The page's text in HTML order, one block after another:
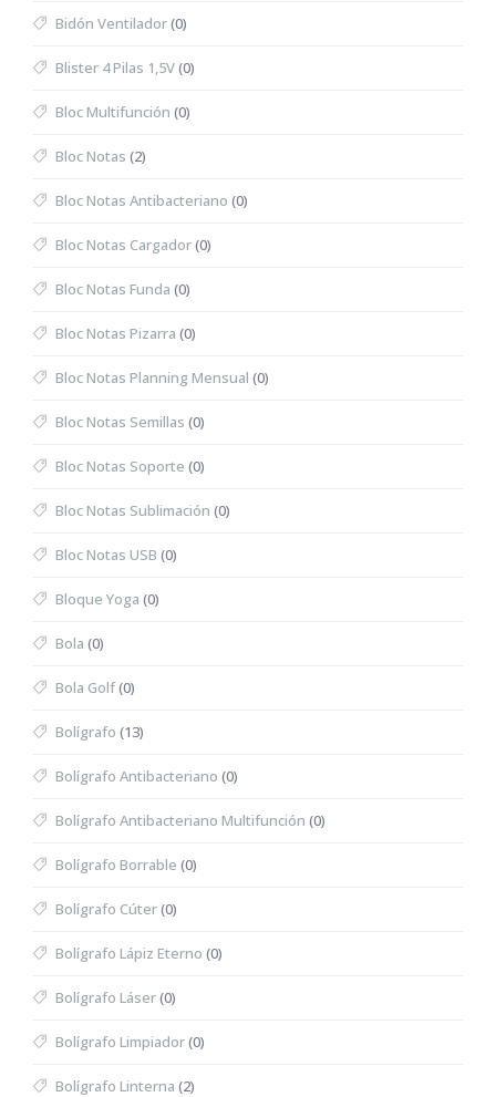
Bidón Ventilador(0)
Blister 4 Pilas 1,5V(0)
Bloc Multifunción (0)
Bloc Notas (2)
Bloc Notas Antibacteriano (0)
Bloc Notas Cargador(0)
Bloc Notas Funda (0)
Bloc Notas Pizarra (0)
Bloc Notas Planning Mensual (0)
Bloc Notas Semillas (0)
Bloc Notas Soporte (0)
Bloc Notas Sublimación (0)
Bloc Notas USB (0)
Bloque Yoga (0)
Bola (0)
Bola Golf(0)
Bolígrafo (13)
Bolígrafo Antibacteriano (0)
Bolígrafo Antibacteriano Multifunción (0)
Bolígrafo Borrable (0)
Bolígrafo Cúter(0)
Bolígrafo Lápiz Eterno (0)
Bolígrafo Láser(0)
Bolígrafo Limpiador(0)
Bolígrafo Linterna (2)